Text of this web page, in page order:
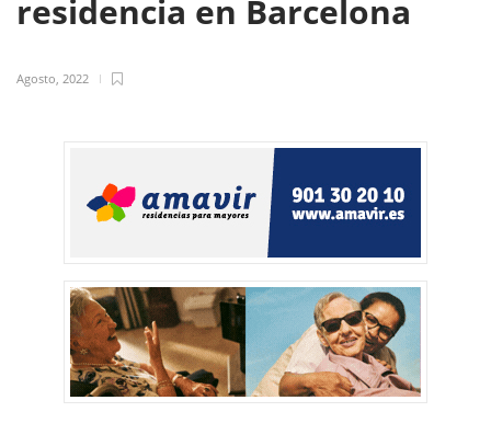
residencia en Barcelona
Agosto, 2022